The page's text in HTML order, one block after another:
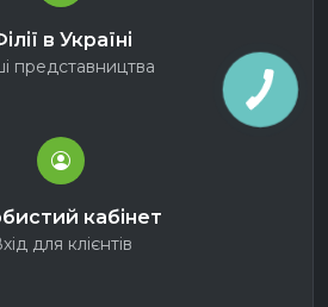
в Україні
представництва
кабінет
для клієнтів